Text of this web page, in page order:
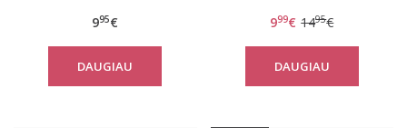
995€
DAUGIAU
999€ 1495€
DAUGIAU